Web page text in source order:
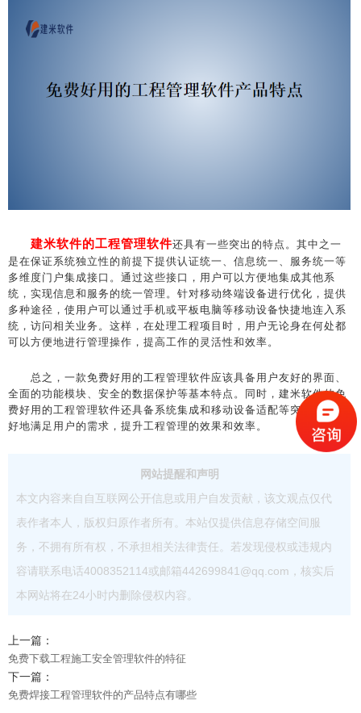
建米软件的工程管理软件还具有一些突出的特点。其中之一
是在保证系统独立性的前提下提供认证统一、信息统一、服务统一等
多维度门户集成接口。通过这些接口，用户可以方便地集成其他系
统，实现信息和服务的统一管理。针对移动终端设备进行优化，提供
多种途径，使用户可以通过手机或平板电脑等移动设备快捷地连入系
统，访问相关业务。这样，在处理工程项目时，用户无论身在何处都
可以方便地进行管理操作，提高工作的灵活性和效率。
总之，一款免费好用的工程管理软件应该具备用户友好的界面、
全面的功能模块、安全的数据保护等基本特点。同时，建米软件的免
费好用的工程管理软件还具备系统集成和移动设备适配等突出特点更
好地满足用户的需求，提升工程管理的效果和效率。
网站提醒和声明
本文内容来自自互联网公开信息或用户自发贡献，该文观点仅代
表作者本人，版权归原作者所有。本站仅提供信息存储空间服
务，不拥有所有权，不承担相关法律责任。若发现侵权或违规内
容请联系电话4008352114或邮箱442699841@qq.com，核实后
本网站将在24小时内删除侵权内容。
上一篇：
免费下载工程施工安全管理软件的特征
下一篇：
免费焊接工程管理软件的产品特点有哪些